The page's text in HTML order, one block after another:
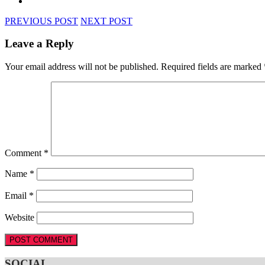
PREVIOUS POST NEXT POST
Leave a Reply
Your email address will not be published. Required fields are marked
Comment *
Name *
Email *
Website